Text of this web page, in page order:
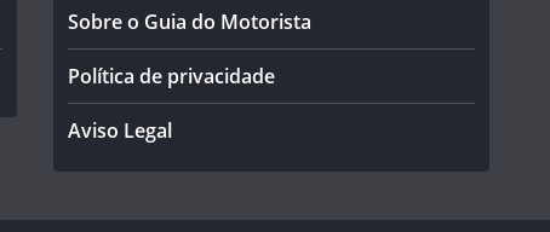
Sobre o Guia do Motorista
Política de privacidade
Aviso Legal